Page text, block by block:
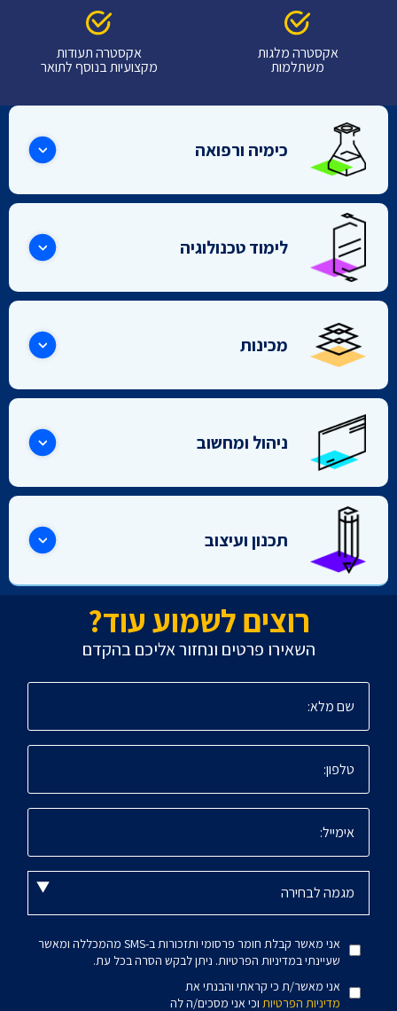
אקסטרה מלגות
משתלמות
אקסטרה תעודות
מקצועיות בנוסף לתואר
כימיה ורפואה
לימוד טכנולוגיה
מכינות
ניהול ומחשוב
תכנון ועיצוב
רוצים לשמוע עוד?
השאירו פרטים ונחזור אליכם בהקדם
אני מאשר קבלת חומר פרסומי ותזכורות ב-SMS מהמכללה ומאשר
שעיינתי במדיניות הפרטיות. ניתן לבקש הסרה בכל עת.
אני מאשר/ת כי קראתי והבנתי את
מדיניות הפרטיותוכי אני מסכים/ה לה